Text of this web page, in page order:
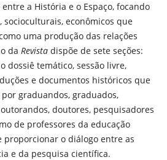
a História e o Espaço, focando
socioculturais, econômicos que
uma produção das relações
da Revistadispõe de sete seções:
dossiê temático, sessão livre,
e documentos históricos que
graduandos, graduados,
doutores, pesquisadores
de professores da educação
proporcionar o diálogo entre as
e da pesquisa científica.